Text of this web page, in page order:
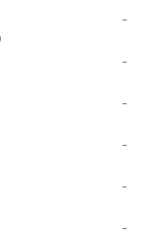
με Φούρνο
(Alfatherm)
(Assos)
(StarStoves)
(ΟΒΕΛ)
Αερόθερμες (Agorastos)
Ψησίματος BBQ
Εξαρτήματα Σόμπας